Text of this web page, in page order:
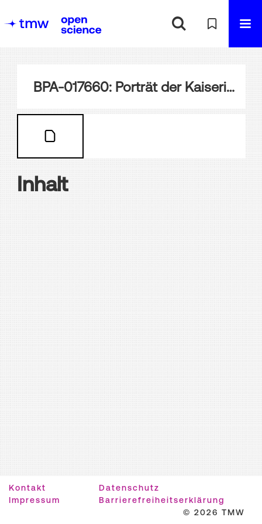
BPA-017660: Porträt der Kaiserin Eugénie
Inhalt
Kontakt
Datenschutz
Impressum
Barrierefreiheitserklärung
© 2026 TMW